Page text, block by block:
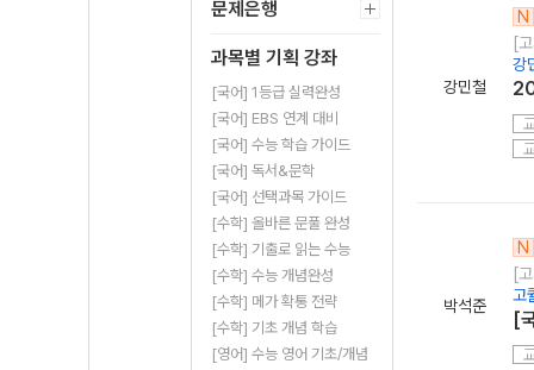
문제은행
과목별 기획 강좌
[국어] 1등급 실력완성
[국어] EBS 연계 대비
[국어] 수능 학습 가이드
[국어] 독서&문학
[국어] 선택과목 가이드
[수학] 올바른 문풀 완성
[수학] 기출로 읽는 수능
[수학] 수능 개념완성
[수학] 메가 확통 전략
[수학] 기초 개념 학습
[영어] 수능 영어 기초/개념
강민철
N
[
강
박석준
N
[
고
[